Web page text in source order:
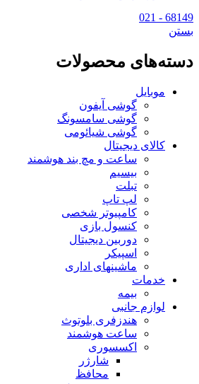
68149 - 021
بستن
دسته‌های محصولات
موبایل
گوشی آیفون
گوشی سامسونگ
گوشی شیائومی
کالای دیجیتال
ساعت و مچ بند هوشمند
بیسیم
تبلت
لپ تاپ
کامپیوتر شخصی
کنسول بازی
دوربین دیجیتال
اسپیکر
ماشینهای اداری
خدمات
بیمه
لوازم جانبی
هندزفری بلوتوث
ساعت هوشمند
اکسسوری
شارژر
محافظ